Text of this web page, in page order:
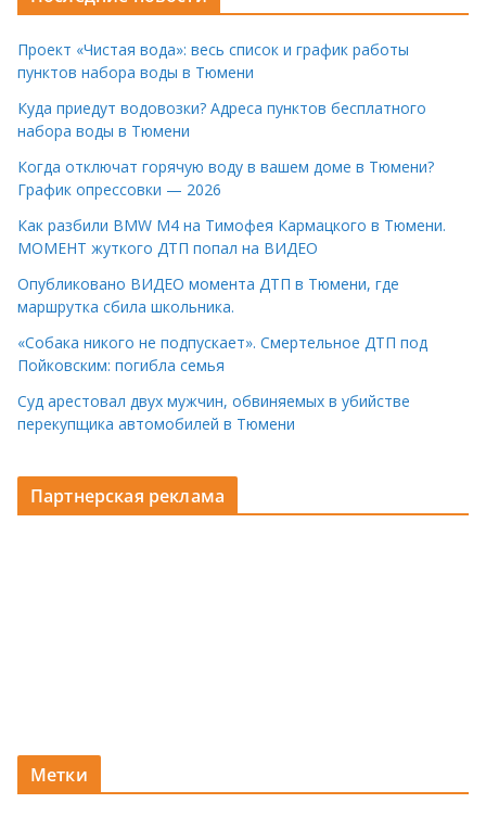
Проект «Чистая вода»: весь список и график работы
пунктов набора воды в Тюмени
Куда приедут водовозки? Адреса пунктов бесплатного
набора воды в Тюмени
Когда отключат горячую воду в вашем доме в Тюмени?
График опрессовки — 2026
Как разбили BMW M4 на Тимофея Кармацкого в Тюмени.
МОМЕНТ жуткого ДТП попал на ВИДЕО
Опубликовано ВИДЕО момента ДТП в Тюмени, где
маршрутка сбила школьника.
«Собака никого не подпускает». Смертельное ДТП под
Пойковским: погибла семья
Суд арестовал двух мужчин, обвиняемых в убийстве
перекупщика автомобилей в Тюмени
Партнерская реклама
Метки